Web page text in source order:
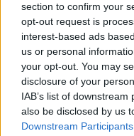
section to confirm your
opt-out request is
interest-based ads
us or personal
your opt-out. You may
disclosure of your
IAB’s list of
also be disclosed by us
Downstream Participants
Αν τα χάσατε